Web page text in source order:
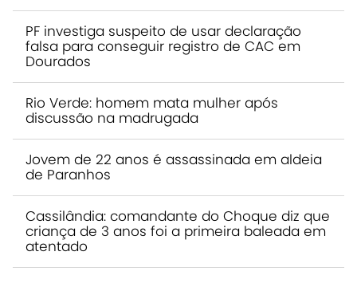
PF investiga suspeito de usar declaração
falsa para conseguir registro de CAC em
Dourados
Rio Verde: homem mata mulher após
discussão na madrugada
Jovem de 22 anos é assassinada em aldeia
de Paranhos
Cassilândia: comandante do Choque diz que
criança de 3 anos foi a primeira baleada em
atentado